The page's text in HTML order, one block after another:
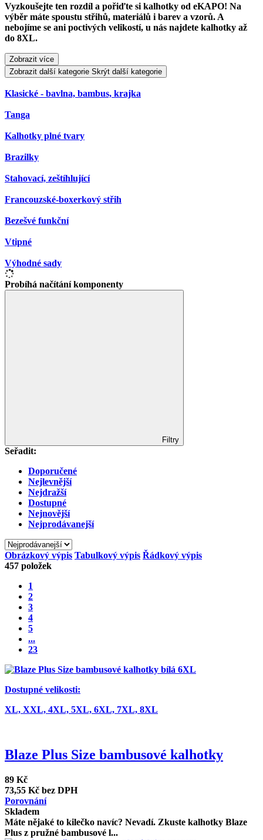
Vyzkoušejte ten rozdíl a pořiďte si kalhotky od eKAPO! Na
výběr máte spoustu střihů, materiálů i barev a vzorů. A
nebojíme se ani poctivých velikostí, u nás najdete kalhotky až
do 8XL.
Zobrazit více
Zobrazit další kategorie Skrýt další kategorie
Klasické - bavlna, bambus, krajka
Tanga
Kalhotky plné tvary
Brazilky
Stahovací, zeštíhlující
Francouzské-boxerkový střih
Bezešvé funkční
Vtipné
Výhodné sady
Probíhá načítání komponenty
Filtry
Seřadit:
Doporučené
Nejlevnější
Nejdražší
Dostupné
Nejnovější
Nejprodávanejší
Obrázkový výpis Tabulkový výpis Řádkový výpis
457 položek
1
2
3
4
5
...
23
Dostupné velikosti:
XL, XXL, 4XL, 5XL, 6XL, 7XL, 8XL
Blaze Plus Size bambusové kalhotky
89 Kč
73,55 Kč bez DPH
Porovnání
Skladem
Máte nějaké to kilečko navíc? Nevadí. Zkuste kalhotky Blaze
Plus z pružné bambusové l...